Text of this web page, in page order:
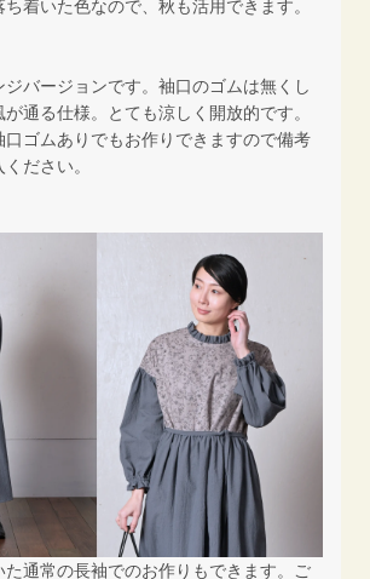
着いた色なので、秋も活用できます。
バージョンです。袖口のゴムは無くし
通る仕様。とても涼しく開放的です。
口ゴムありでもお作りできますので備考
ださい。
た通常の長袖でのお作りもできます。ご